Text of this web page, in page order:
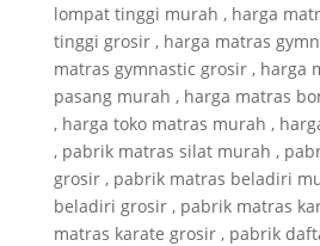
lompat tinggi murah , harga
tinggi grosir , harga matras
matras gymnastic grosir , harga
pasang murah , harga matras
, harga toko matras murah ,
, pabrik matras silat murah ,
grosir , pabrik matras beladiri
beladiri grosir , pabrik matras
matras karate grosir , pabrik